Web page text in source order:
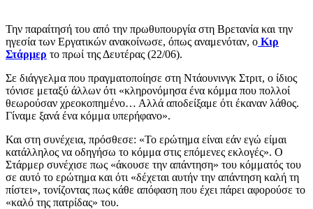
Την παραίτησή του από την πρωθυπουργία στη Βρετανία και την
ηγεσία των Εργατικών ανακοίνωσε, όπως αναμενόταν, ο Κιρ
Στάρμερ το πρωί της Δευτέρας (22/06).
Σε διάγγελμα που πραγματοποίησε στη Ντάουνινγκ Στριτ, ο ίδιος
τόνισε μεταξύ άλλων ότι «κληρονόμησα ένα κόμμα που πολλοί
θεωρούσαν χρεοκοπημένο… Αλλά αποδείξαμε ότι έκαναν λάθος.
Γίναμε ξανά ένα κόμμα υπερήφανο».
Και στη συνέχεια, πρόσθεσε: «Το ερώτημα είναι εάν εγώ είμαι
κατάλληλος να οδηγήσω το κόμμα στις επόμενες εκλογές». Ο
Στάρμερ συνέχισε πως «άκουσε την απάντηση» του κόμματός του
σε αυτό το ερώτημα και ότι «δέχεται αυτήν την απάντηση καλή τη
πίστει», τονίζοντας πως κάθε απόφαση που έχει πάρει αφορούσε το
«καλό της πατρίδας» του.